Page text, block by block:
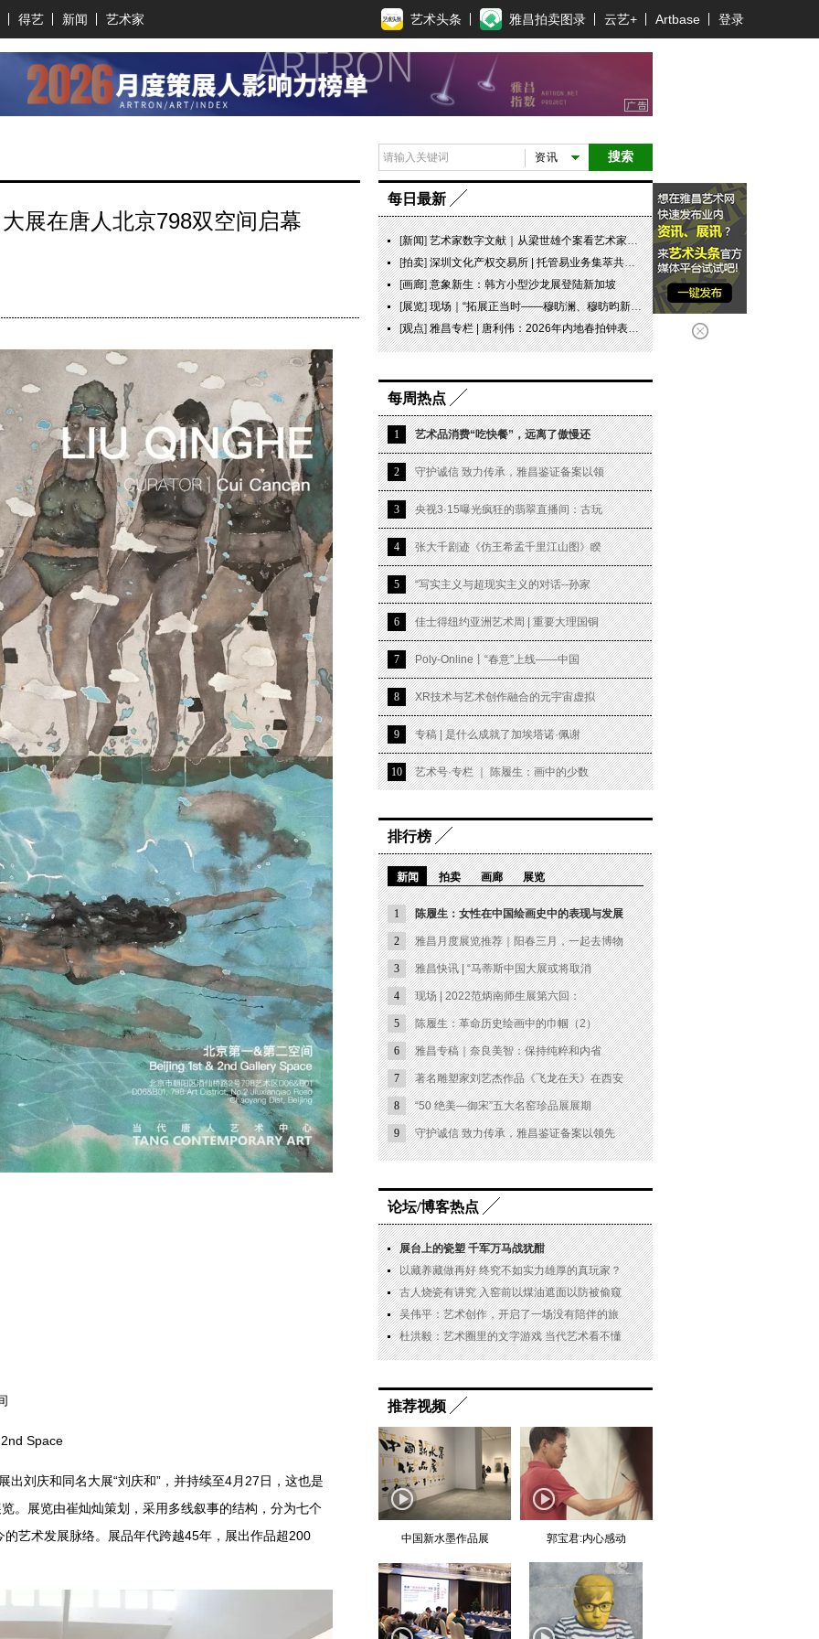
得艺 新闻 艺术家 艺术头条 雅昌拍卖图录 云艺+ Artbase 登录
展在唐人北京798双空间启幕
Space
出刘庆和同名大展“刘庆和”，并持续至4月27日，这也是
。展览由崔灿灿策划，采用多线叙事的结构，分为七个
艺术发展脉络。展品年代跨越45年，展出作品超200
搜索
资讯
每日最新
[新闻]艺术家数字文献｜从梁世雄个案看艺术家艺术数字文献的重要性和紧迫性
[拍卖]深圳文化产权交易所 | 托管易业务集萃共赏 吉光瓷影
[画廊]意象新生：韩方小型沙龙展登陆新加坡
[展览]现场｜“拓展正当时——穆昉澜、穆昉昀新帛画艺术展”在京展出
[观点]雅昌专栏 | 唐利伟：2026年内地春拍钟表市场观察 赛道重构、圈层分化与收藏逻辑迭代
每周热点
1 艺术品消费“吃快餐”，远离了傲慢还
2 守护诚信 致力传承，雅昌鉴证备案以领
3 央视3·15曝光疯狂的翡翠直播间：古玩
4 张大千剧迹《仿王希孟千里江山图》睽
5 “写实主义与超现实主义的对话--孙家
6 佳士得纽约亚洲艺术周 | 重要大理国铜
7 Poly-Online丨“春意”上线——中国
8 XR技术与艺术创作融合的元宇宙虚拟
9 专稿 | 是什么成就了加埃塔诺·佩谢
10 艺术号·专栏 ｜ 陈履生：画中的少数
排行榜
新闻 拍卖 画廊 展览
1 陈履生：女性在中国绘画史中的表现与发展
2 雅昌月度展览推荐｜阳春三月，一起去博物
3 雅昌快讯 | “马蒂斯中国大展或将取消
4 现场 | 2022范炳南师生展第六回：
5 陈履生：革命历史绘画中的巾帼（2）
6 雅昌专稿｜奈良美智：保持纯粹和内省
7 著名雕塑家刘艺杰作品《飞龙在天》在西安
8 “50 绝美—御宋”五大名窑珍品展展期
9 守护诚信 致力传承，雅昌鉴证备案以领先
论坛/博客热点
展台上的瓷塑 千军万马战犹酣
以藏养藏做再好 终究不如实力雄厚的真玩家？
古人烧瓷有讲究 入窑前以煤油遮面以防被偷窥
吴伟平：艺术创作，开启了一场没有陪伴的旅
杜洪毅：艺术圈里的文字游戏 当代艺术看不懂
推荐视频
中国新水墨作品展 郭宝君:内心感动